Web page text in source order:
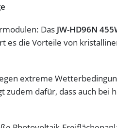
Das JW-HD96N
es die Vorteile von
extreme
zudem dafür, dass auch